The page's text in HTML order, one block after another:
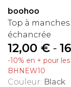
boohoo
Top à
échancrée
12,00 € -
-10% en + pour
BHNEW10
Couleur: Black